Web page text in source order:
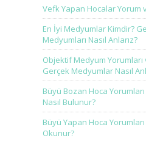
Vefk Yapan Hocalar Yorum
En İyi Medyumlar Kimdir?
Medyumları Nasıl Anlarız?
Objektif Medyum Yorumları
Gerçek Medyumlar Nasıl
Büyü Bozan Hoca
Nasıl Bulunur?
Büyü Yapan Hoca
Okunur?